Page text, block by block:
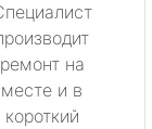
ремонт на
месте и в
короткий